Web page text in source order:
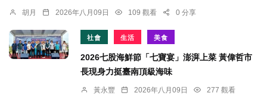
胡月 2026年八月09日 109 觀看 0 分享
社會 生活 美食
2026七股海鮮節「七寶宴」澎湃上菜 黃偉哲市
長現身力挺臺南頂級海味
黃永豐 2026年八月09日
277 觀看